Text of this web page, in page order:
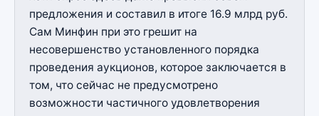
предложения и составил в итоге 16.9 млрд руб.
Сам Минфин при это грешит на
несовершенство установленного порядка
проведения аукционов, которое заключается в
том, что сейчас не предусмотрено
возможности частичного удовлетворения